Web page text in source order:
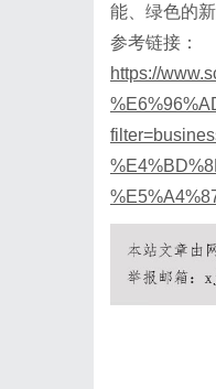
能、绿色的
参考链接：
https://